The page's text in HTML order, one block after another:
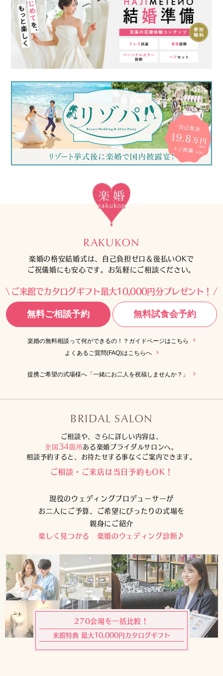
RAKUKON
楽婚の格安結婚式は、自己負担ゼロ＆後払いOKで
ご祝儀婚にも安心です。お気軽にご相談ください。
ご来館でカタログギフト最大10,000円分プレゼント！
無料ご相談予約 無料試食会予約
楽婚の無料相談って何ができるの！？ガイドページはこちら
よくあるご質問(FAQ)はこちらへ
提携ご希望の式場様へ「一緒にお二人を祝福しませんか？」
BRIDAL SALON
ご相談や、さらに詳しい内容は、
全国34箇所ある楽婚ブライダルサロンへ。
相談予約すると、お待たせする事なくご案内できます。
ご相談・ご来店は当日予約もOK！
現役のウェディングプロデューサーが
お二人にご予算、ご希望にぴったりの式場を
親身にご紹介
楽しく見つかる 楽婚のウェディング診断♪
270会場を一括比較！
来館特典 最大10,000円カタログギフト